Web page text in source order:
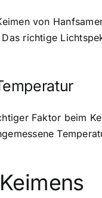
von
richtige
Faktor beim